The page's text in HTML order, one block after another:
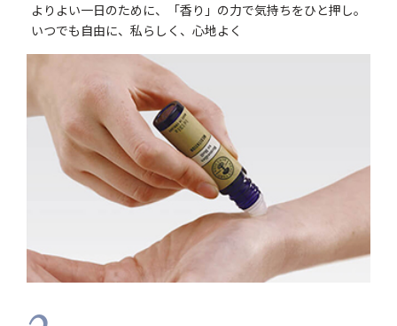
よりよい一日のために、「香り」の力で気持ちをひと押し。
いつでも自由に、私らしく、心地よく